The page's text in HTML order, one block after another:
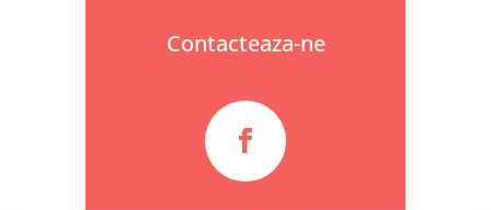
Contacteaza-ne
